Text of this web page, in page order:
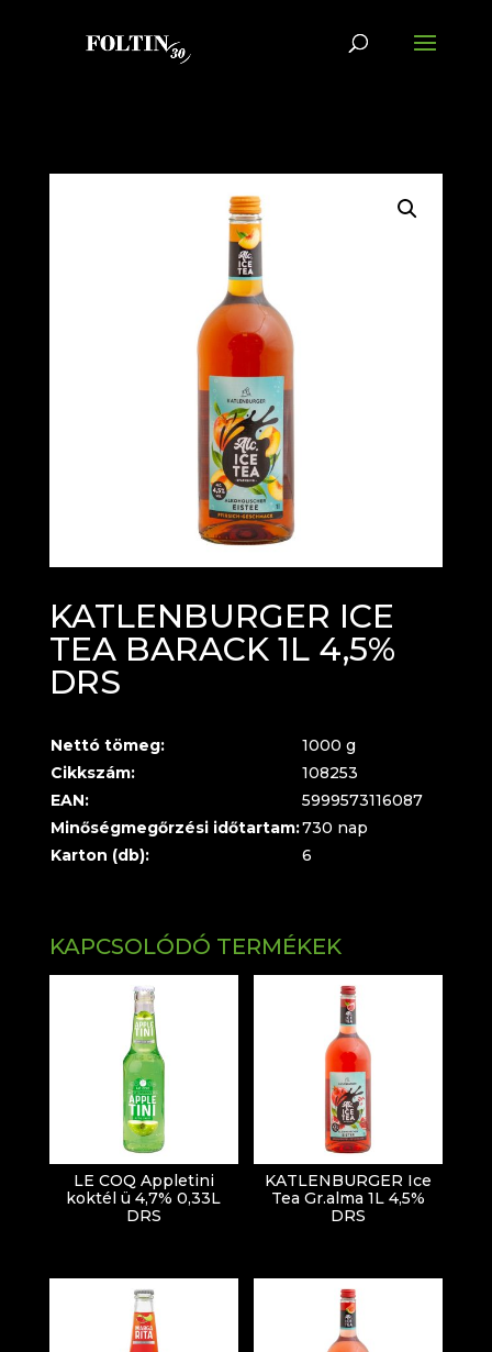
KATLENBURGER ICE
TEA BARACK 1L 4,5%
DRS
Nettó tömeg:
1000 g
Cikkszám:
108253
EAN:
5999573116087
Minőségmegőrzési időtartam:730 nap
Karton (db):
6
KAPCSOLÓDÓ TERMÉKEK
LE COQ Appletini
koktél ü 4,7% 0,33L
DRS
KATLENBURGER Ice
Tea Gr.alma 1L 4,5%
DRS